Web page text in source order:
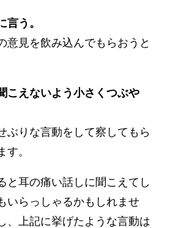
う。
意見を飲み込んでもらおうと
こえないよう小さくつぶや
ぶりな言動をして察してもら
す。
と耳の痛い話しに聞こえてし
いらっしゃるかもしれませ
、上記に挙げたような言動は